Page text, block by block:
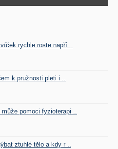
rychle roste napří ..
k pružnosti pleti i ..
pomoci fyzioterapi ..
ztuhlé tělo a kdy r ..